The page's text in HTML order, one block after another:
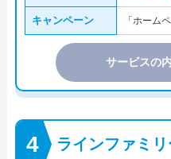
キャンペーン 「ホーム
サービスの
ラインファミリ